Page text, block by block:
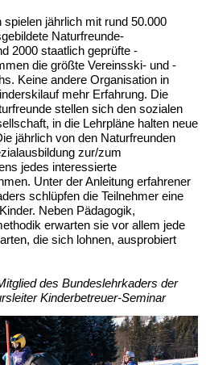
jährlich mit rund 50.000
Naturfreunde-
2000 staatlich geprüfte -
die größte Vereinsski- und -
Keine andere Organisation in
mehr Erfahrung. Die
stellen sich den sozialen
in die Lehrpläne halten neue
jährlich von den Naturfreunden
zur/zum
jedes interessierte
Unter der Anleitung erfahrener
schlüpfen die Teilnehmer eine
Neben Pädagogik,
erwarten sie vor allem jede
die sich lohnen, ausprobiert
des Bundeslehrkaders der
Kinderbetreuer-Seminar